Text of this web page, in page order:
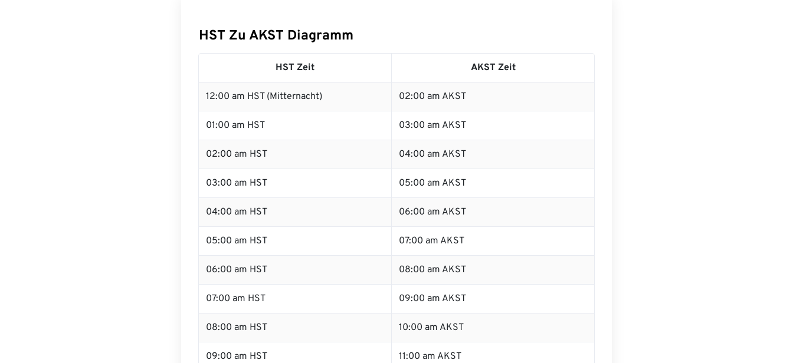
HST Zu AKST Diagramm
HST Zeit AKST Zeit
12:00 am HST (Mitternacht) 02:00 am AKST
01:00 am HST 03:00 am AKST
02:00 am HST 04:00 am AKST
03:00 am HST 05:00 am AKST
04:00 am HST 06:00 am AKST
05:00 am HST 07:00 am AKST
06:00 am HST 08:00 am AKST
07:00 am HST 09:00 am AKST
08:00 am HST 10:00 am AKST
09:00 am HST 11:00 am AKST